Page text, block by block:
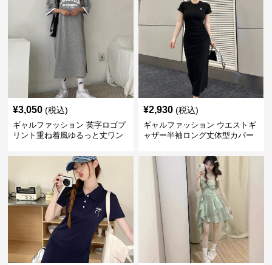
¥3,050 (税込)
ギャルファッション 英字ロゴプ
リント重ね着風ゆるっと丈ワン
¥2,930 (税込)
ギャルファッション ウエストギ
ャザー半袖ロング丈体型カバー